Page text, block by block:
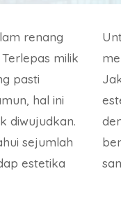
renang
milik
pasti
hal ini
diwujudkan.
sejumlah
estetika